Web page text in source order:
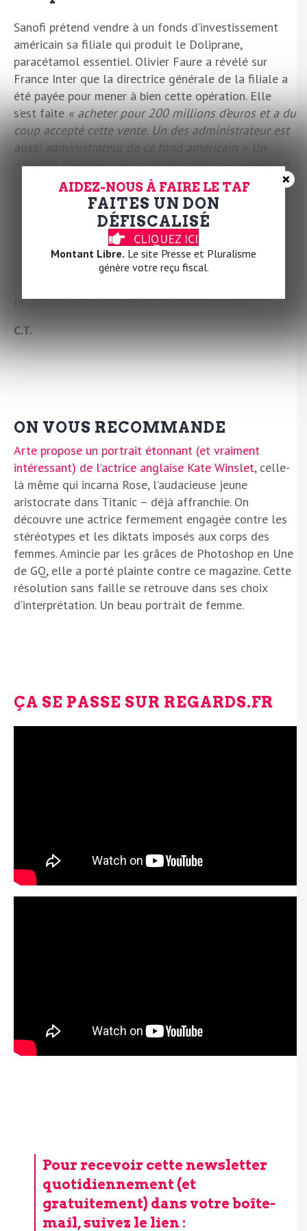
Sanofi prétend vendre à un fonds d’investissement
américain sa filiale qui produit le Doliprane,
paracétamol essentiel. Olivier Faure a révélé sur
France Inter que la directrice générale de la filiale a
été payée pour mener à bien cette opération. Elle
s’est faite« acheter pour 200 millions d’euros et a du
coup accepté cette vente. Un des administrateur est
aussi administrateur de ce fond américain ». Un
« conflit d’intérêt majeur et des gens qui avaient un
intérêt direct ». Olivier Faure préférerait qu’Emmanuel
Macron s’occupe que Doliprane reste en France plutôt
que de se mobiliser pour que « Emily in Paris » reste
en France. Bon, mais on est rassurés : les ministres de
l’économie et de l’industrie vont poser des
« exigences très fortes »ont-ils affirmé ce lundi
le Doliprane. Le monde de la finance tremble.
C.T.
ON VOUS RECOMMANDE
Arte propose un portrait étonnant (et vraiment
intéressant) de l’actrice anglaise Kate Winslet, celle-
là même qui incarna Rose, l’audacieuse jeune
aristocrate dans Titanic – déjà affranchie. On
découvre une actrice fermement engagée contre les
stéréotypes et les diktats imposés aux corps des
femmes. Amincie par les grâces de Photoshop en Une
de GQ, elle a porté plainte contre ce magazine. Cette
résolution sans faille se retrouve dans ses choix
d’interprétation. Un beau portrait de femme.
ÇA SE PASSE SUR REGARDS.FR
Pour recevoir cette newsletter
quotidiennement (et
gratuitement) dans votre boîte-
mail, suivez le lien :
AIDEZ-NOUS À FAIRE LE TAF
FAITES UN DON
DÉFISCALISÉ
CLIQUEZ ICI
Montant Libre. Le site Presse et Pluralisme
génère votre reçu fiscal.
×